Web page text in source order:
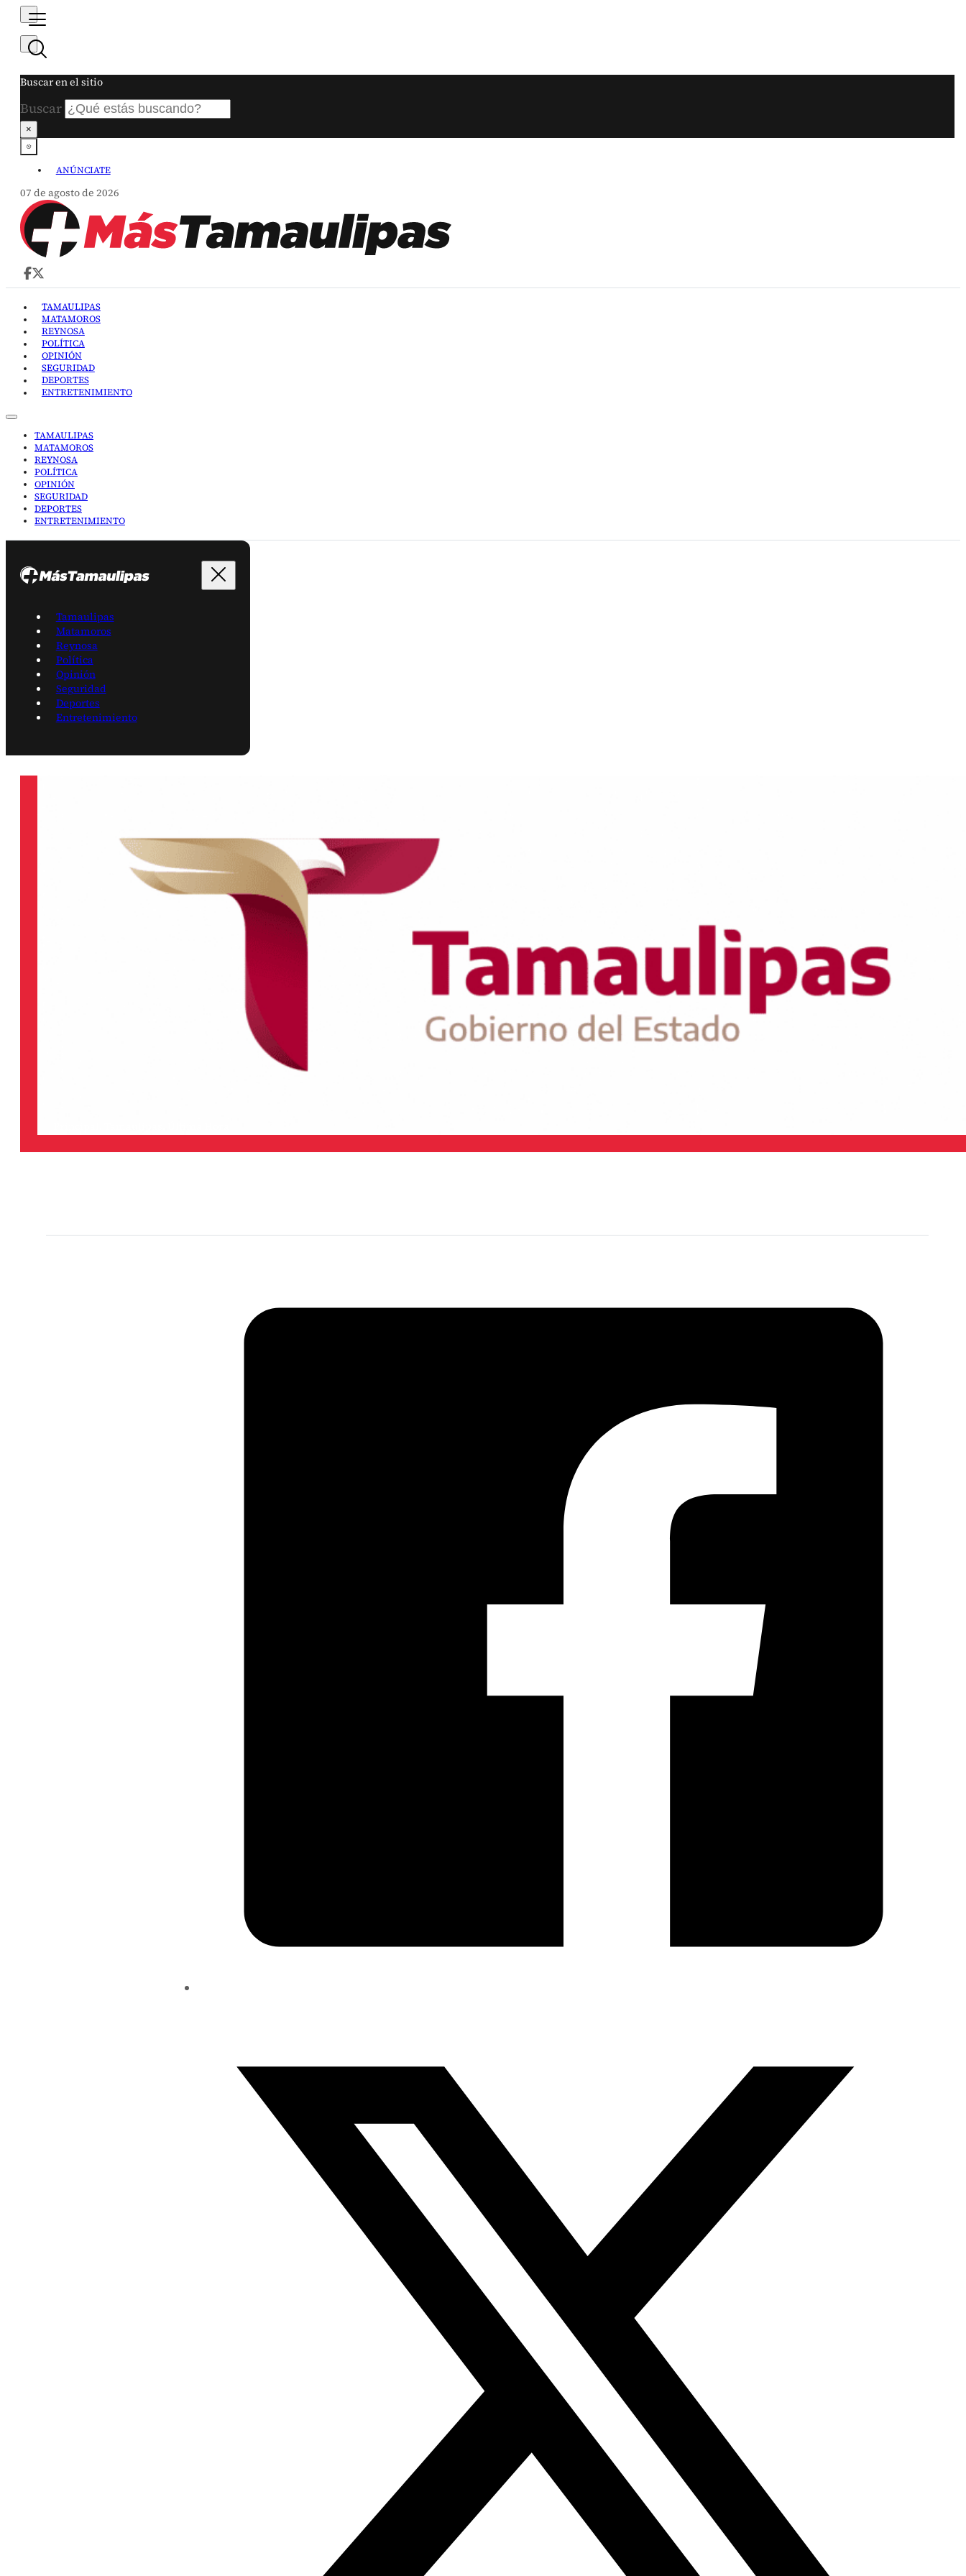
Buscar en el sitio
Buscar
×
ANÚNCIATE
07 de agosto de 2026
TAMAULIPAS
MATAMOROS
REYNOSA
POLÍTICA
OPINIÓN
SEGURIDAD
DEPORTES
ENTRETENIMIENTO
TAMAULIPAS
MATAMOROS
REYNOSA
POLÍTICA
OPINIÓN
SEGURIDAD
DEPORTES
ENTRETENIMIENTO
Tamaulipas
Matamoros
Reynosa
Política
Opinión
Seguridad
Deportes
Entretenimiento